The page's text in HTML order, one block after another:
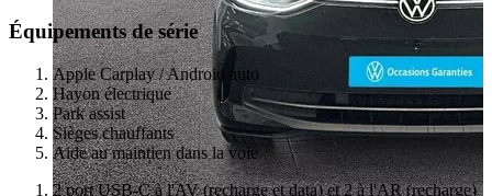
Équipements de série
Apple Carplay / Android auto
Hayon électrique
Park assist
Sièges chauffants
Aide au maintien dans la voie
2 port USB-C à l'AV (recharge et data) et 2 à l'AR (recharge)